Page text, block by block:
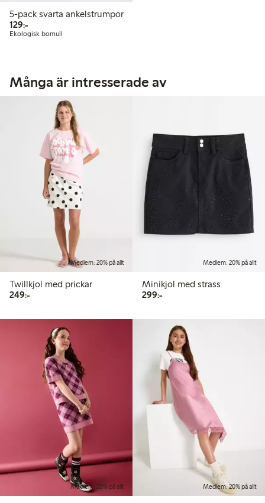
5-pack svarta ankelstrumpor
129:-129,00 kr
Ekologisk bomull
Många är intresserade av
Medlem: 20% på allt
Twillkjol med prickar
249:-249,00 kr
Medlem: 20% på allt
Minikjol med strass
299:-299,00 kr
Medlem: 20% på allt Medlem: 20% på allt